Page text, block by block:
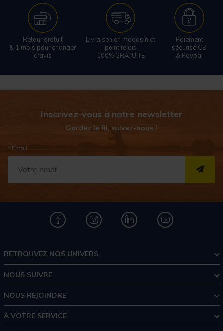
Retour gratuit
& 1 mois pour changer
d'avis
Livraison en magasin et
point relais
100% GRATUITE
Paiement
sécurisé CB
& Paypal
Inscrivez-vous à notre newsletter
Gardez le fil, suivez-nous !
* Email
RETROUVEZ NOS UNIVERS
NOUS SUIVRE
NOUS REJOINDRE
À VOTRE SERVICE